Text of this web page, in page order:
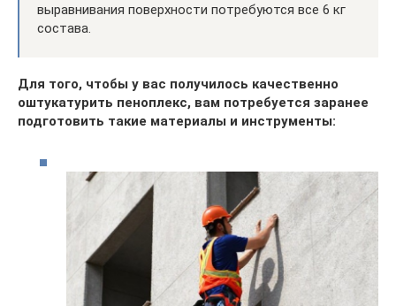
выравнивания поверхности потребуются все 6 кг
состава.
Для того, чтобы у вас получилось качественно
оштукатурить пеноплекс, вам потребуется заранее
подготовить такие материалы и инструменты: